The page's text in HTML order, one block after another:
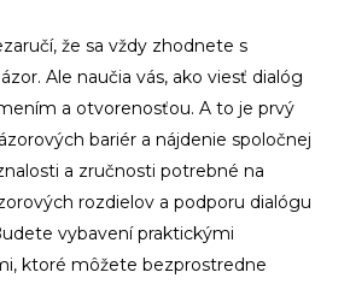
že sa vždy zhodnete s
Ale naučia vás, ako viesť dialóg
a otvorenosťou. A to je prvý
bariér a nájdenie spoločnej
a zručnosti potrebné na
rozdielov a podporu dialógu
vybavení praktickými
ktoré môžete bezprostredne